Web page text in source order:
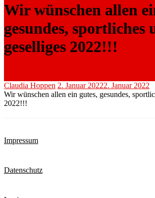
Wir wünschen allen
gesundes, sportliches
geselliges 2022!!!
Claudia Hoppen 2. Januar 20222. Januar 2022
Wir wünschen allen ein gutes, gesundes,
2022!!!
Impressum
Datenschutz